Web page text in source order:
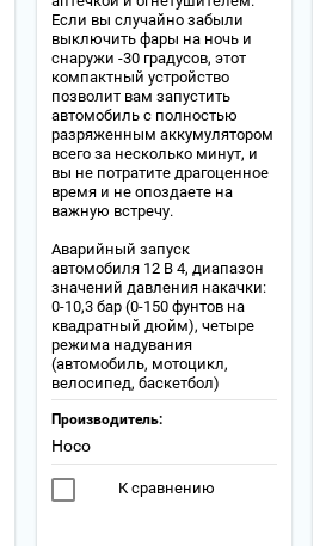
Если вы случайно забыли
выключить фары на ночь и
снаружи -30 градусов, этот
компактный устройство
позволит вам запустить
автомобиль с полностью
разряженным аккумулятором
всего за несколько минут, и
вы не потратите драгоценное
время и не опоздаете на
важную встречу.
Аварийный запуск
автомобиля 12 В 4, диапазон
значений давления накачки:
0-10,3 бар (0-150 фунтов на
квадратный дюйм), четыре
режима надувания
(автомобиль, мотоцикл,
велосипед, баскетбол)
Производитель:
Hoco
К сравнению